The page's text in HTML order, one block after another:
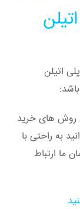
اتیلن
روش های خرید
به راحتی با
ما ارتباط